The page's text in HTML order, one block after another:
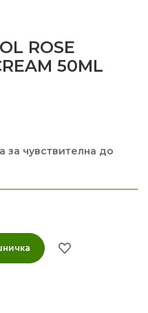
ROSE
50ML
за чувствителна до